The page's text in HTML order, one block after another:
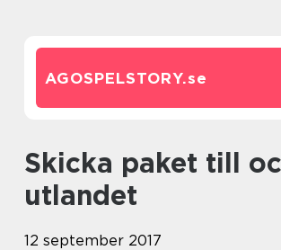
AGOSPELSTORY.se
Skicka paket till och från
utlandet
12 september 2017